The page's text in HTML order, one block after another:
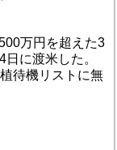
万円を超えた3
に渡米した。
待機リストに無